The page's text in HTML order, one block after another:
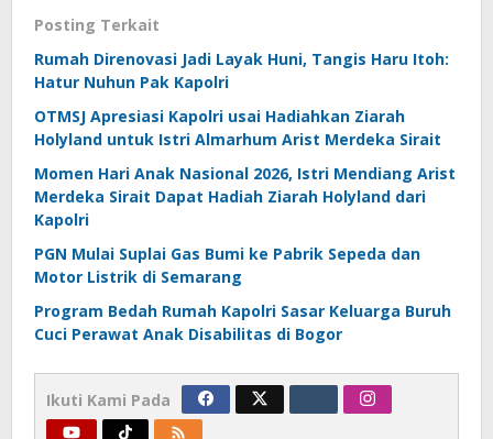
Posting Terkait
Rumah Direnovasi Jadi Layak Huni, Tangis Haru Itoh:
Hatur Nuhun Pak Kapolri
OTMSJ Apresiasi Kapolri usai Hadiahkan Ziarah
Holyland untuk Istri Almarhum Arist Merdeka Sirait
Momen Hari Anak Nasional 2026, Istri Mendiang Arist
Merdeka Sirait Dapat Hadiah Ziarah Holyland dari
Kapolri
PGN Mulai Suplai Gas Bumi ke Pabrik Sepeda dan
Motor Listrik di Semarang
Program Bedah Rumah Kapolri Sasar Keluarga Buruh
Cuci Perawat Anak Disabilitas di Bogor
Ikuti Kami Pada